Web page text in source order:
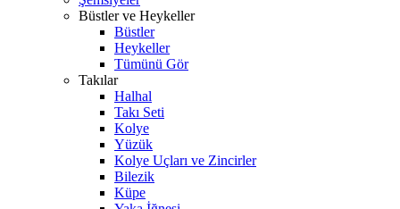
Büstler ve Heykeller
Büstler
Heykeller
Tümünü Gör
Takılar
Halhal
Takı Seti
Kolye
Yüzük
Kolye Uçları ve Zincirler
Bilezik
Küpe